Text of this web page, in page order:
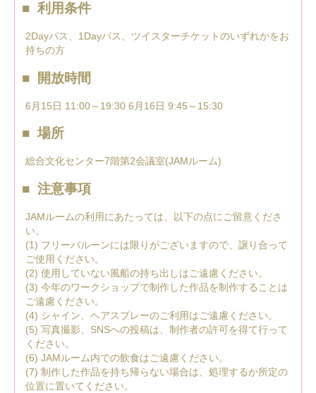
利用条件
2Dayパス、1Dayパス、ツイスターチケットのいずれかをお
持ちの方
開放時間
6月15日 11:00～19:30 6月16日 9:45～15:30
場所
総合文化センター7階第2会議室(JAMルーム)
注意事項
JAMルームの利用にあたっては、以下の点にご留意くださ
い。
(1) フリーバルーンには限りがございますので、譲り合って
ご使用ください。
(2) 使用していない風船の持ち出しはご遠慮ください。
(3) 今年のワークショップで制作した作品を制作することは
ご遠慮ください。
(4) シャイン、ヘアスプレーのご利用はご遠慮ください。
(5) 写真撮影、SNSへの投稿は、制作者の許可を得て行って
ください。
(6) JAMルーム内での飲食はご遠慮ください。
(7) 制作した作品を持ち帰らない場合は、処理するか所定の
位置に置いてください。